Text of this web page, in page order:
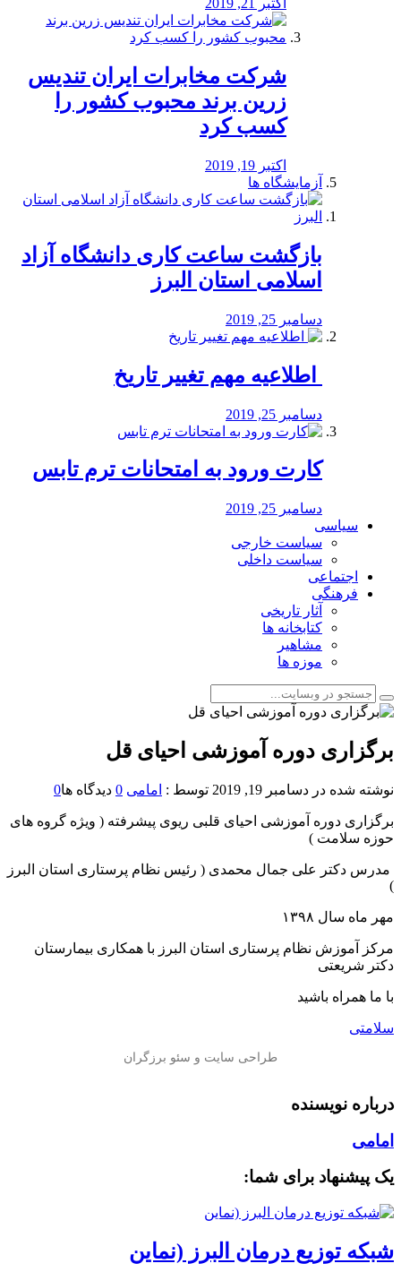
اکتبر 21, 2019
شرکت مخابرات ایران تندیس
زرین برند محبوب کشور را
کسب کرد
اکتبر 19, 2019
آزمایشگاه ها
بازگشت ساعت کاری دانشگاه آزاد
اسلامی استان البرز
دسامبر 25, 2019
️ اطلاعیه مهم تغییر تاریخ
دسامبر 25, 2019
کارت ورود به امتحانات ترم تابس
دسامبر 25, 2019
سیاسی
سیاست خارجی
سیاست داخلی
اجتماعی
فرهنگی
آثار تاریخی
کتابخانه ها
مشاهیر
موزه ها
برگزاری دوره آموزشی احیای قل
نوشته شده در دسامبر 19, 2019 توسط : امامی 0 دیدگاه ها0
برگزاری دوره آموزشی احیای قلبی ریوی پیشرفته ( ویژه گروه های
حوزه سلامت )
‍ مدرس دکتر علی جمال محمدی ( رئیس نظام پرستاری استان البرز
)
مهر ماه سال ۱۳۹۸
مرکز آموزش نظام پرستاری استان البرز با همکاری بیمارستان
دکتر شریعتی
با ما همراه باشید
سلامتی
درباره نویسنده
امامی
یک پیشنهاد برای شما:
شبکه توزیع درمان البرز (نماین